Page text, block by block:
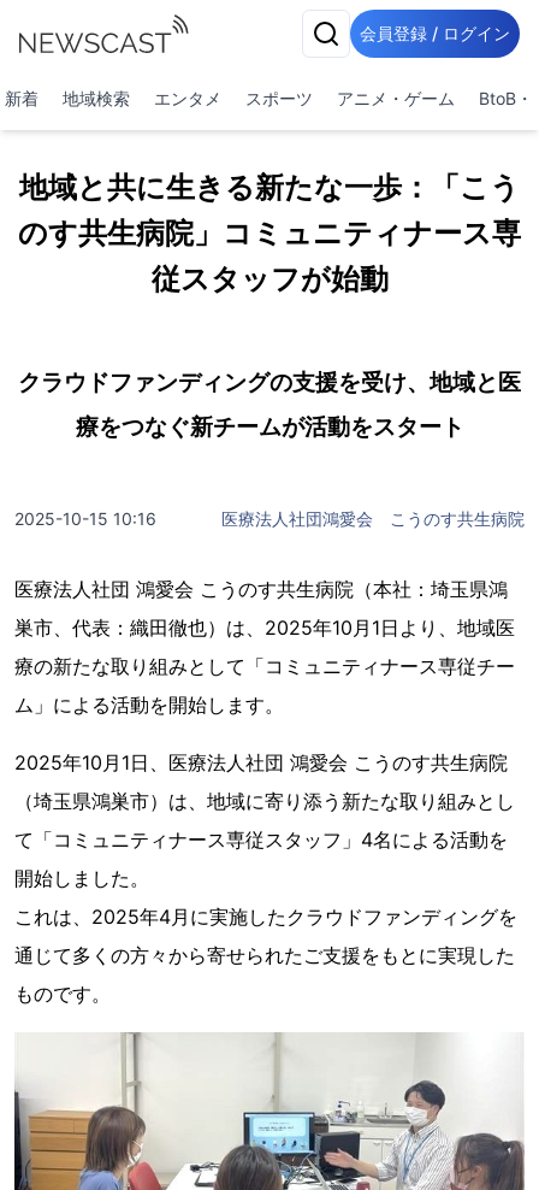
会員登録 / ログイン
新着 地域検索 エンタメ スポーツ アニメ・ゲーム BtoB・
地域と共に生きる新たな一歩：「こう
のす共生病院」コミュニティナース専
従スタッフが始動
クラウドファンディングの支援を受け、地域と医
療をつなぐ新チームが活動をスタート
2025-10-15 10:16 医療法人社団鴻愛会 こうのす共生病院
医療法人社団 鴻愛会 こうのす共生病院（本社：埼玉県鴻
巣市、代表：織田徹也）は、2025年10月1日より、地域医
療の新たな取り組みとして「コミュニティナース専従チー
ム」による活動を開始します。
2025年10月1日、医療法人社団 鴻愛会 こうのす共生病院
（埼玉県鴻巣市）は、地域に寄り添う新たな取り組みとし
て「コミュニティナース専従スタッフ」4名による活動を
開始しました。
これは、2025年4月に実施したクラウドファンディングを
通じて多くの方々から寄せられたご支援をもとに実現した
ものです。